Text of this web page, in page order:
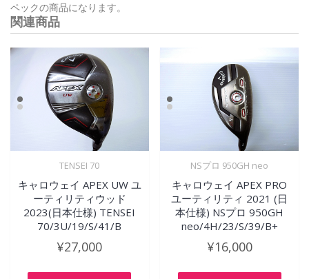
ペックの商品になります。
関連商品
TENSEI 70
キャロウェイ APEX UW ユ
ーティリティウッド
2023(日本仕様) TENSEI
70/3U/19/S/41/B
¥27,000
NSプロ 950GH neo
キャロウェイ APEX PRO
ユーティリティ 2021 (日
本仕様) NSプロ 950GH
neo/4H/23/S/39/B+
¥16,000